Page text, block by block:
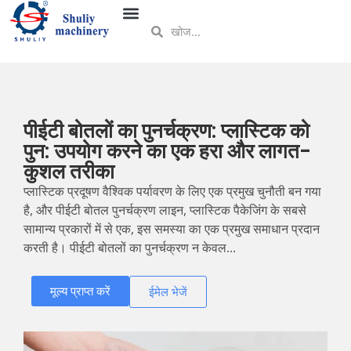
पीईटी बोतलों का पुनर्चक्रण: प्लास्टिक को
पुन: उपयोग करने का एक हरा और लागत-
कुशल तरीका
प्लास्टिक प्रदूषण वैश्विक पर्यावरण के लिए एक प्रमुख चुनौती बन गया
है, और पीईटी बोतल पुनर्चक्रण लाइन, प्लास्टिक पैकेजिंग के सबसे
सामान्य प्रकारों में से एक, इस समस्या का एक प्रमुख समाधान प्रदान
करती है। पीईटी बोतलों का पुनर्चक्रण न केवल...
मूल्य प्राप्त करें ईमेल भेजें